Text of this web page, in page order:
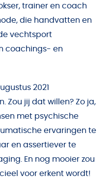
trainer en coach
die handvatten en
vechtsport
coachings- en
2021
Zou jij dat willen? Zo ja,
met psychische
ervaringen te
en assertiever te
En nog mooier zou
voor erkent wordt!